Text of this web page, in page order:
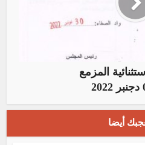
المزمع
أيضا